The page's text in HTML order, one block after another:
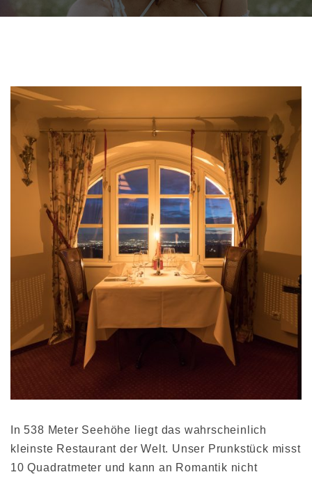
In 538 Meter Seehöhe liegt das wahrscheinlich
kleinste Restaurant der Welt. Unser Prunkstück misst
10 Quadratmeter und kann an Romantik nicht